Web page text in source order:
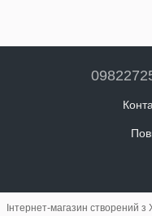
Інтернет-магазин створений